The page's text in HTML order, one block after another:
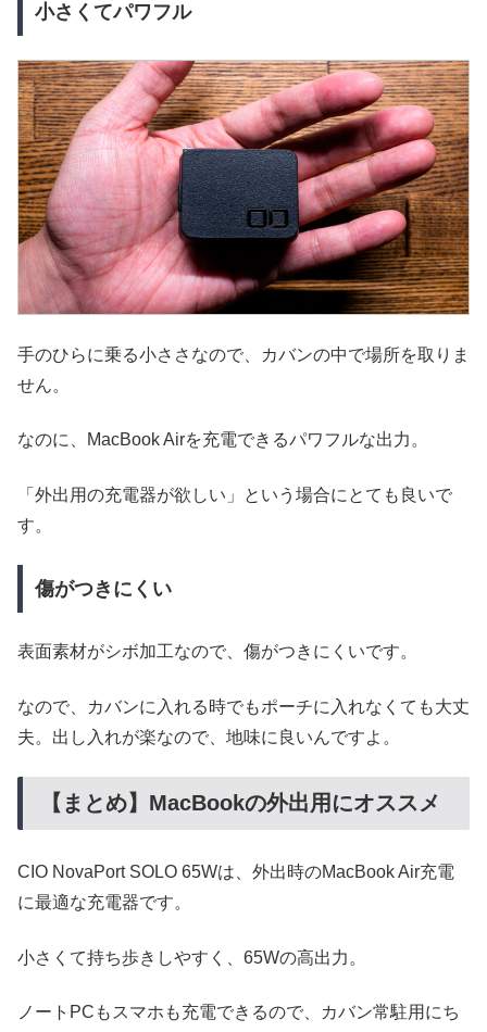
小さくてパワフル
手のひらに乗る小ささなので、カバンの中で場所を取りま
せん。
なのに、MacBook Airを充電できるパワフルな出力。
「外出用の充電器が欲しい」という場合にとても良いで
す。
傷がつきにくい
表面素材がシボ加工なので、傷がつきにくいです。
なので、カバンに入れる時でもポーチに入れなくても大丈
夫。出し入れが楽なので、地味に良いんですよ。
【まとめ】MacBookの外出用にオススメ
CIO NovaPort SOLO 65Wは、外出時のMacBook Air充電
に最適な充電器です。
小さくて持ち歩きしやすく、65Wの高出力。
ノートPCもスマホも充電できるので、カバン常駐用にち